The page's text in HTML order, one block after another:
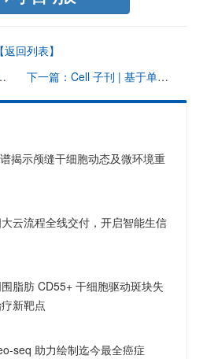
【返回列表】
解析到研究思路大揭秘
下一篇：Cell 子刊 | 基于单细胞转录组测序数据，揭示胃腺癌进展过程中免疫、基质细胞状态及生态型演变
揭示颅缝干细胞动态及微环境重
云流程全线交付，开启智能生信
脂肪 CD55+ 干细胞驱动斑块失
新靶点
seq 助力绘制迄今最全癌症